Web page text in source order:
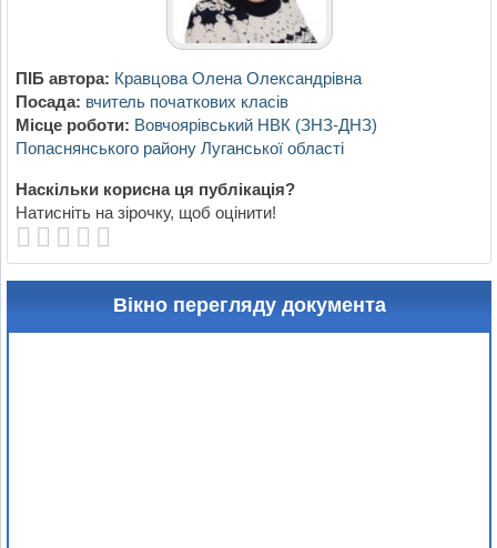
ПІБ автора: Кравцова Олена Олександрівна
Посада: вчитель початкових класів
Місце роботи: Вовчоярівський НВК (ЗНЗ-ДНЗ)
Попаснянського району Луганської області
Наскільки корисна ця публікація?
Натисніть на зірочку, щоб оцінити!
Вікно перегляду документа